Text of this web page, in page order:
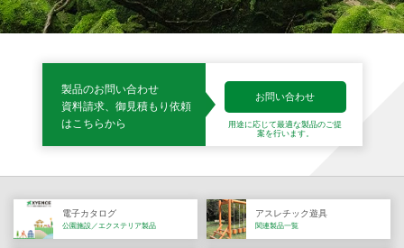
製品のお問い合わせ
資料請求、御見積もり依頼
はこちらから
お問い合わせ
用途に応じて最適な製品のご提
案を行います。
電子カタログ
公園施設／エクステリア製品
アスレチック遊具
関連製品一覧